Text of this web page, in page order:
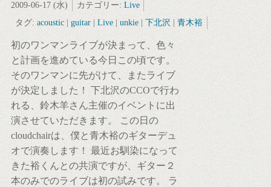
2009-06-17 (水) カテゴリー: Live
タグ: acoustic| guitar| Live| unkie| 下北沢 青木裕
初のワンマンライブが決まって、色々
と計画を進めている今日この頃です。
そのワンマンに先がけて、またライブ
が決定しました！ 下北沢のCCOで行わ
れる、鈴木羊さん主催のイベントに出
演させていただきます。 この日の
cloudchairは、僕と青木裕のギターデュ
オで演奏します！ 最近お馴染になって
きた裕くんとの共演ですが、ギター２
本のみでのライブは初の試みです。 ラ